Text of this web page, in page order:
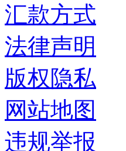
汇款方式
法律声明
版权隐私
网站地图
违规举报